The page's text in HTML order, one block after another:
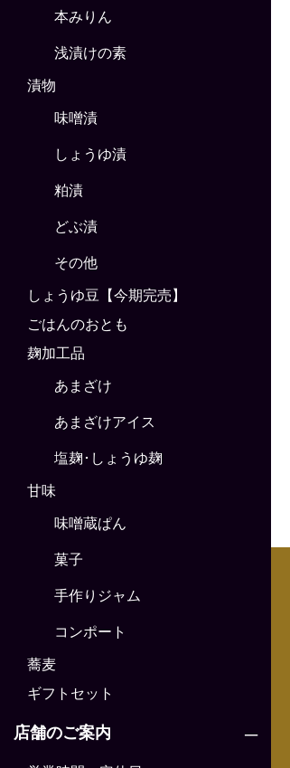
本みりん
浅漬けの素
漬物
味噌漬
しょうゆ漬
粕漬
どぶ漬
その他
しょうゆ豆【今期完売】
ごはんのおとも
麹加工品
あまざけ
あまざけアイス
塩麹･しょうゆ麹
甘味
味噌蔵ぱん
菓子
手作りジャム
コンポート
蕎麦
ギフトセット
店舗のご案内